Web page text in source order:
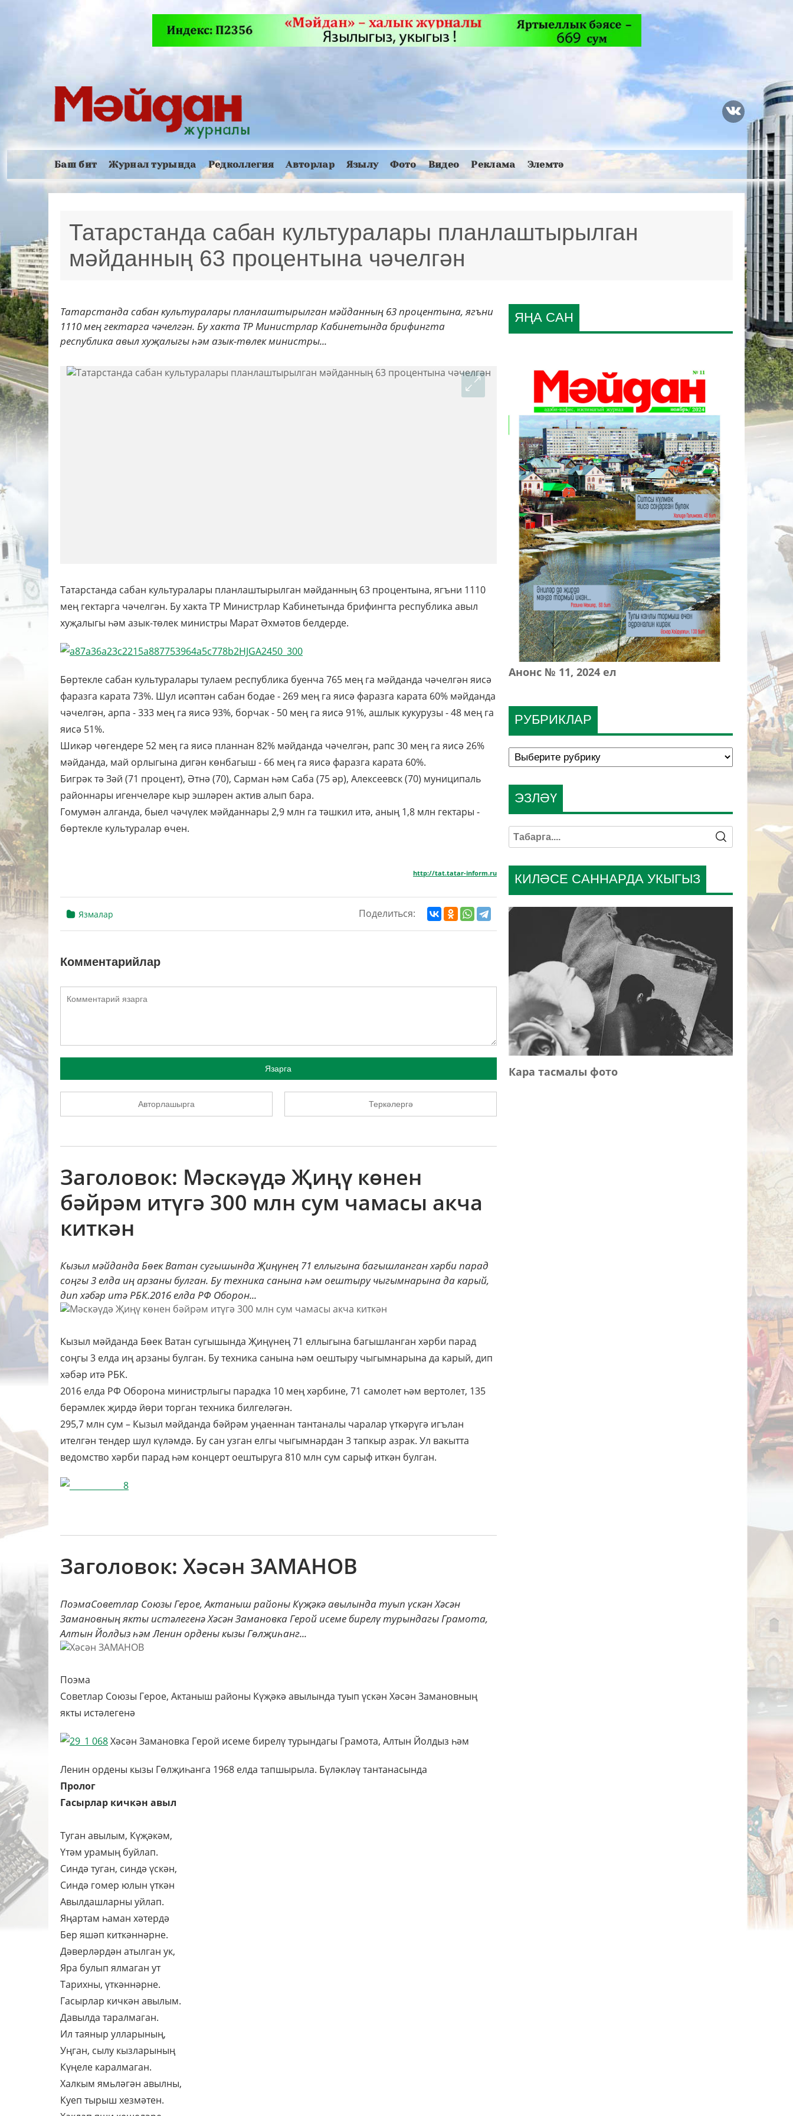
Баш бит Журнал турында Редколлегия Авторлар Язылу Фото Видео Реклама Элемтә
Татарстанда сабан культуралары планлаштырылган
мәйданның 63 процентына чәчелгән
Татарстанда сабан культуралары планлаштырылган мәйданның 63 процентына, ягъни
1110 мең гектарга чәчелгән. Бу хакта ТР Министрлар Кабинетында брифингта
республика авыл хуҗалыгы һәм азык-төлек министры...
Татарстанда сабан культуралары планлаштырылган мәйданның 63 процентына, ягъни 1110
мең гектарга чәчелгән. Бу хакта ТР Министрлар Кабинетында брифингта республика авыл
хуҗалыгы һәм азык-төлек министры Марат Әхмәтов белдерде.
Бөртекле сабан культуралары тулаем республика буенча 765 мең га мәйданда чәчелгән яисә
фаразга карата 73%. Шул исәптән сабан бодае - 269 мең га яисә фаразга карата 60% мәйданда
чәчелгән, арпа - 333 мең га яисә 93%, борчак - 50 мең га яисә 91%, ашлык кукурузы - 48 мең га
яисә 51%.
Шикәр чөгендере 52 мең га яисә планнан 82% мәйданда чәчелгән, рапс 30 мең га яисә 26%
мәйданда, май орлыгына дигән көнбагыш - 66 мең га яисә фаразга карата 60%.
Бигрәк тә Зәй (71 процент), Әтнә (70), Сарман һәм Саба (75 әр), Алексеевск (70) муниципаль
районнары игенчеләре кыр эшләрен актив алып бара.
Гомумән алганда, быел чәчүлек мәйданнары 2,9 млн га тәшкил итә, аның 1,8 млн гектары -
бөртекле культуралар өчен.
http://tat.tatar-inform.ru
Язмалар Поделиться:
Комментарийлар
Язарга
Авторлашырга Теркәлергә
Заголовок: Мәскәүдә Җиңү көнен
бәйрәм итүгә 300 млн сум чамасы акча
киткән
Кызыл мәйданда Бөек Ватан сугышында Җиңүнең 71 еллыгына багышланган хәрби парад
соңгы 3 елда иң арзаны булган. Бу техника санына һәм оештыру чыгымнарына да карый,
дип хәбәр итә РБК.2016 елда РФ Оборон...
Кызыл мәйданда Бөек Ватан сугышында Җиңүнең 71 еллыгына багышланган хәрби парад
соңгы 3 елда иң арзаны булган. Бу техника санына һәм оештыру чыгымнарына да карый, дип
хәбәр итә РБК.
2016 елда РФ Оборона министрлыгы парадка 10 мең хәрбине, 71 самолет һәм вертолет, 135
берәмлек җирдә йөри торган техника билгеләгән.
295,7 млн сум – Кызыл мәйданда бәйрәм уңаеннан тантаналы чаралар үткәрүгә игълан
ителгән тендер шул күләмдә. Бу сан узган елгы чыгымнардан 3 тапкыр азрак. Ул вакытта
ведомство хәрби парад һәм концерт оештыруга 810 млн сум сарыф иткән булган.
Заголовок: Хәсән ЗАМАНОВ
ПоэмаСоветлар Союзы Герое, Актаныш районы Күҗәкә авылында туып үскән Хәсән
Замановның якты истәлегенә Хәсән Замановка Герой исеме бирелү турындагы Грамота,
Алтын Йолдыз һәм Ленин ордены кызы Гөлҗиһанг...
Поэма
Советлар Союзы Герое, Актаныш районы Күҗәкә авылында туып үскән Хәсән Замановның
якты истәлегенә
Хәсән Замановка Герой исеме бирелү турындагы Грамота, Алтын Йолдыз һәм
Ленин ордены кызы Гөлҗиһанга 1968 елда тапшырыла. Бүләкләү тантанасында
Пролог
Гасырлар кичкән авыл
Туган авылым, Күҗәкәм,
Үтәм урамың буйлап.
Синдә туган, синдә үскән,
Синдә гомер юлын үткән
Авылдашларны уйлап.
Яңартам һаман хәтердә
Бер яшәп киткәннәрне.
Дәверләрдән атылган ук,
Яра булып ялмаган ут
Тарихны, үткәннәрне.
Гасырлар кичкән авылым.
Давылда таралмаган.
Ил таяныр улларының,
Уңган, сылу кызларының
Күңеле каралмаган.
Халкым ямьләгән авылны,
Куеп тырыш хезмәтен.
РУБРИКЛАР
ЯҢА САН
Анонс № 11, 2024 ел
КИЛӘСЕ САННАРДА УКЫГЫЗ
Кара тасмалы фото
ЭЗЛӘҮ